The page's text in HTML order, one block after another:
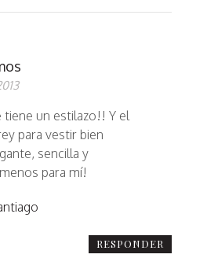
tiene un estilazo!! Y el
para vestir bien
sencilla y
para mí!
RESPONDER